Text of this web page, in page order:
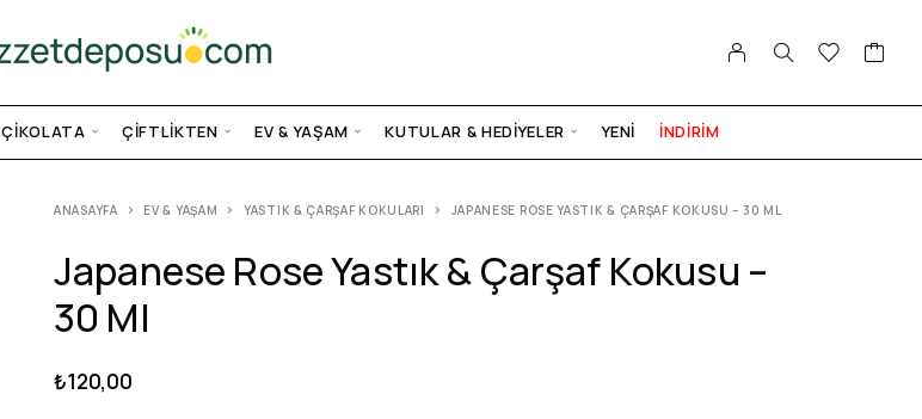
ÇIKOLATA ÇIFTLIKTEN EV & YAŞAM KUTULAR & HEDIYELER YENI İNDİRİM
ANASAYFA EV & YAŞAM YASTIK & ÇARŞAF KOKULARI JAPANESE ROSE YASTIK & ÇARŞAF KOKUSU – 30 ML
Japanese Rose Yastık & Çarşaf Kokusu –
30 Ml
₺120,00